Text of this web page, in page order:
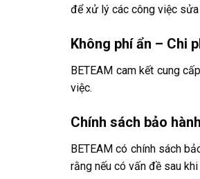
để xử lý các công việc
Không phí ẩn – Chi
BETEAM cam kết cung
việc.
Chính sách bảo hành
BETEAM có chính sách
rằng nếu có vấn đề sau